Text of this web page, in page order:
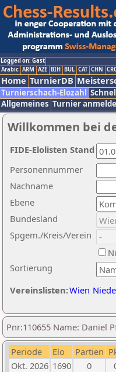
Logged on: Gast
Arabic ARM AZE BIH BUL CAT CHN
Home TurnierDB
Turnierschach-Elozahl
Allgemeines Turnier
Willkommen bei
Nachname
Ebene
Sortierung
Personennummer
Bundesland
Spgem./Kreis/Verein
Vereinslisten:Wien
FIDE-Elolisten Stand
Pnr:110655 Name: Daniel
Periode Elo Partien
Okt. 2026 1690 0